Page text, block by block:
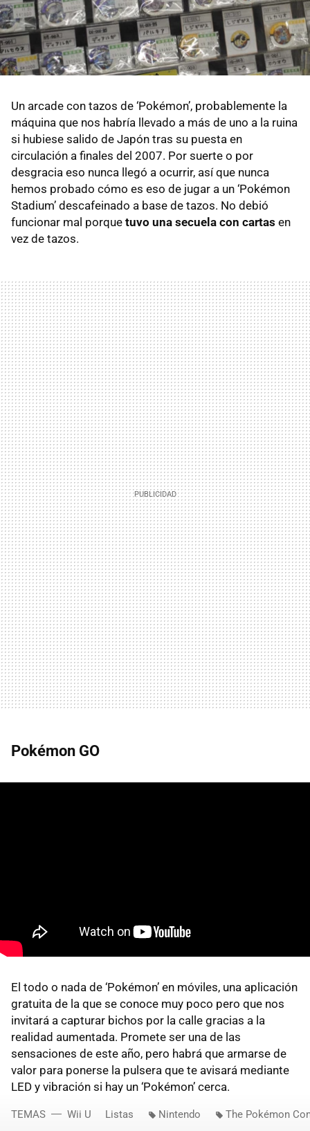
Un arcade con tazos de ‘Pokémon’, probablemente la
máquina que nos habría llevado a más de uno a la ruina
si hubiese salido de Japón tras su puesta en
circulación a finales del 2007. Por suerte o por
desgracia eso nunca llegó a ocurrir, así que nunca
hemos probado cómo es eso de jugar a un ‘Pokémon
Stadium’ descafeinado a base de tazos. No debió
funcionar mal porque tuvo una secuela con cartas en
vez de tazos.
Pokémon GO
El todo o nada de ‘Pokémon’ en móviles, una aplicación
gratuita de la que se conoce muy poco pero que nos
invitará a capturar bichos por la calle gracias a la
realidad aumentada. Promete ser una de las
sensaciones de este año, pero habrá que armarse de
valor para ponerse la pulsera que te avisará mediante
LED y vibración si hay un ‘Pokémon’ cerca.
TEMAS Wii U Listas Nintendo The Pokémon